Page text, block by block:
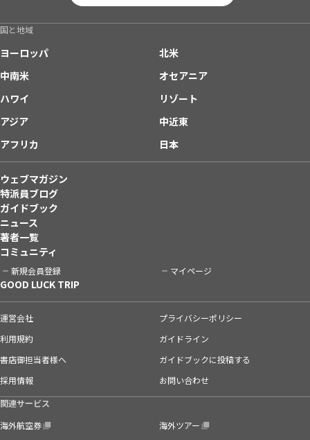
国と地域
ヨーロッパ
北米
中南米
オセアニア
ハワイ
リゾート
アジア
中近東
アフリカ
日本
ウェブマガジン
特派員ブログ
ガイドブック
ニュース
著者一覧
コミュニティ
新規会員登録 マイページ
GOOD LUCK TRIP
運営会社
プライバシーポリシー
利用規約
ガイドライン
書店御担当者様へ
ガイドブックに投稿する
採用情報
お問い合わせ
関連サービス
海外航空券
海外ツアー